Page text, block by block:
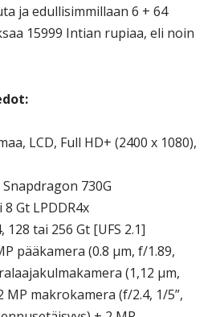
ja edullisimmillaan 6 + 64
15999 Intian rupiaa, eli noin
LCD, Full HD+ (2400 x 1080),
Snapdragon 730G
8 Gt LPDDR4x
128 tai 256 Gt [UFS 2.1]
pääkamera (0.8 μm, f/1.89,
(1,12 μm,
MP makrokamera (f/2.4, 1/5”,